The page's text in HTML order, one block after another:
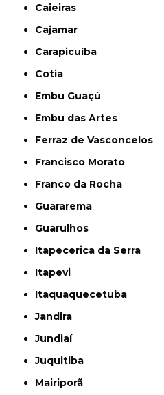
Caieiras
Cajamar
Carapicuíba
Cotia
Embu Guaçú
Embu das Artes
Ferraz de Vasconcelos
Francisco Morato
Franco da Rocha
Guararema
Guarulhos
Itapecerica da Serra
Itapevi
Itaquaquecetuba
Jandira
Jundiaí
Juquitiba
Mairiporã